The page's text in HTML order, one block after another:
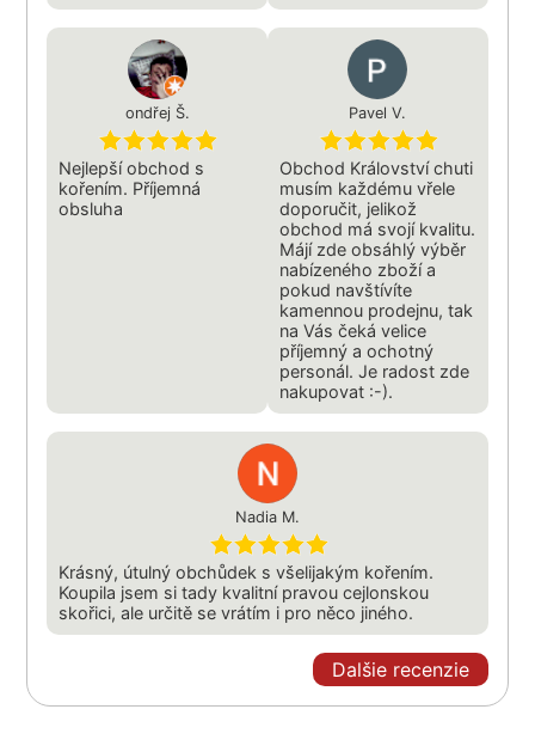
ondřej Š.
Nejlepší obchod s
kořením. Příjemná
obsluha
Pavel V.
Obchod Království chuti
musím každému vřele
doporučit, jelikož
obchod má svojí kvalitu.
Májí zde obsáhlý výběr
nabízeného zboží a
pokud navštívíte
kamennou prodejnu, tak
na Vás čeká velice
příjemný a ochotný
personál. Je radost zde
nakupovat :-).
Nadia М.
Krásný, útulný obchůdek s všelijakým kořením.
Koupila jsem si tady kvalitní pravou cejlonskou
skořici, ale určitě se vrátím i pro něco jiného.
Dalšie recenzie